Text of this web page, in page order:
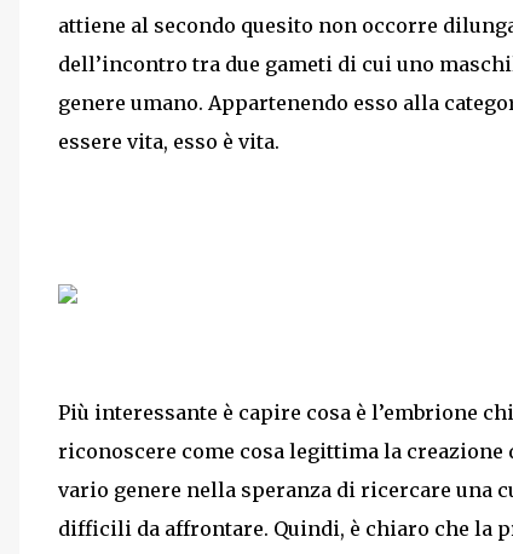
attiene al secondo quesito non occorre
dell’incontro tra due gameti di cui uno
genere umano. Appartenendo esso alla
essere vita, esso è vita.
Più interessante è capire cosa è l’embrione
riconoscere come cosa legittima la
vario genere nella speranza di ricercare una
difficili da affrontare. Quindi, è chiaro che la